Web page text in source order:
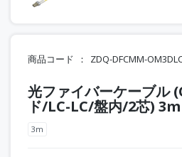
商品コード ZDQ-DFCMM-
光ファイバーケーブル
ド/LC-LC/盤内/2芯) 3m
3m